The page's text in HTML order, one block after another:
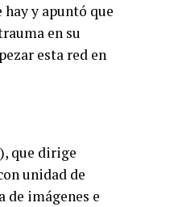
y apuntó que
en su
esta red en
que dirige
unidad de
de imágenes e